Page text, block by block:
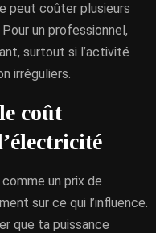
peut coûter plusieurs
un professionnel,
surtout si l’activité
irréguliers.
coût
un prix de
sur ce qui l’influence.
que ta puissance